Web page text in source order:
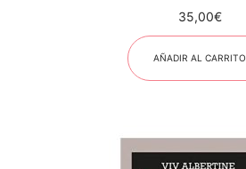
35,00€
AÑADIR AL CARRITO